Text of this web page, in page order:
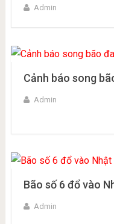
Admin
Cảnh báo song
Admin
Bão số 6 đổ vào
Admin